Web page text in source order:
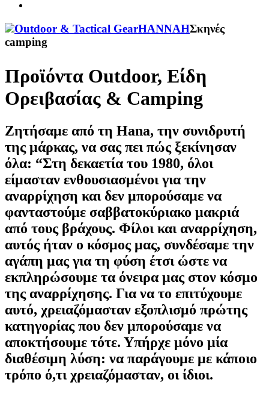
Outdoor & Tactical GearHANNAHΣκηνές
camping
Προϊόντα Outdoor, Είδη
Ορειβασίας & Camping
Ζητήσαμε από τη Hana, την συνιδρυτή
της μάρκας, να σας πει πώς ξεκίνησαν
όλα: “Στη δεκαετία του 1980, όλοι
είμασταν ενθουσιασμένοι για την
αναρρίχηση και δεν μπορούσαμε να
φανταστούμε σαββατοκύριακο μακριά
από τους βράχους. Φίλοι και αναρρίχηση,
αυτός ήταν ο κόσμος μας, συνδέσαμε την
αγάπη μας για τη φύση έτσι ώστε να
εκπληρώσουμε τα όνειρα μας στον κόσμο
της αναρρίχησης. Για να το επιτύχουμε
αυτό, χρειαζόμασταν εξοπλισμό πρώτης
κατηγορίας που δεν μπορούσαμε να
αποκτήσουμε τότε. Υπήρχε μόνο μία
διαθέσιμη λύση: να παράγουμε με κάποιο
τρόπο ό,τι χρειαζόμασταν, οι ίδιοι.